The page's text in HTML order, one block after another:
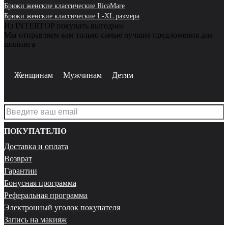
Брюки женские классические RicaMare
Брюки женские классические L-XL размера
Из INTERTOP покупать выгоднее
Мы отправляем вам только самые лучшие предложения для
шопинга
Женщинам Мужчинам Детям
ПОКУПАТЕЛЮ
Доставка и оплата
Возврат
Гарантии
Бонусная программа
Реферальная программа
Электронный уголок покупателя
Запись на макияж